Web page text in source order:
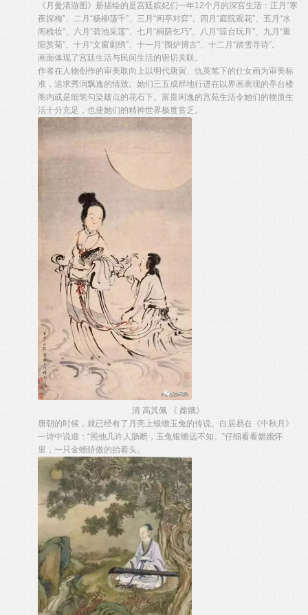
《月曼清游图》册描绘的是宫廷嫔妃们一年12个月的深宫生活：正月“寒
夜探梅”、二月“杨柳荡千”、三月“闲亭对弈”、四月“庭院观花”、五月“水
阁梳妆”、六月“碧池采莲”、七月“桐荫乞巧”、八月“琼台玩月”、九月“重
阳赏菊”、十月“文窗刺绣”、十一月“围炉博古”、十二月“踏雪寻诗”。
画面体现了宫廷生活与民间生活的密切关联。
作者在人物创作的审美取向上以明代唐寅、仇英笔下的仕女画为审美标
准，追求秀润飘逸的情致。她们三五成群地行进在以界画表现的亭台楼
阁内或是细笔勾染皴点的花石下。富贵闲逸的宫苑生活令她们的物质生
活十分充足，也使她们的精神世界极度贫乏。
清 高其佩 《 嫦娥》
唐朝的时候，就已经有了月亮上银蟾玉兔的传说。白居易在《中秋月》
一诗中说道：“照他几许人肠断，玉兔银蟾远不知。”仔细看看嫦娥怀
里，一只金蟾骄傲的抬着头。